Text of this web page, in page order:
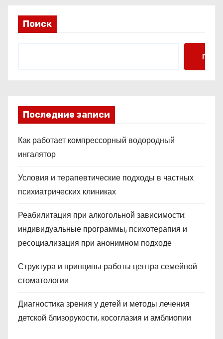
Поиск
Поиск
Последние записи
Как работает компрессорный водородный
ингалятор
Условия и терапевтические подходы в частных
психиатрических клиниках
Реабилитация при алкогольной зависимости:
индивидуальные программы, психотерапия и
ресоциализация при анонимном подходе
Структура и принципы работы центра семейной
стоматологии
Диагностика зрения у детей и методы лечения
детской близорукости, косоглазия и амблиопии